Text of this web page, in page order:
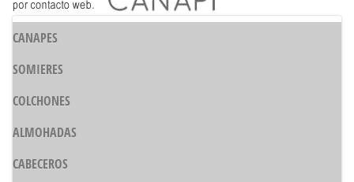
CANAPES
SOMIERES
COLCHONES
ALMOHADAS
CABECEROS